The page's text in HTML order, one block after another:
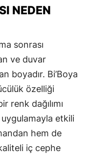
NEDEN
sonrası
ve duvar
boyadır. Bi’Boya
özelliği
renk dağılımı
etkili
hem de
iç cephe